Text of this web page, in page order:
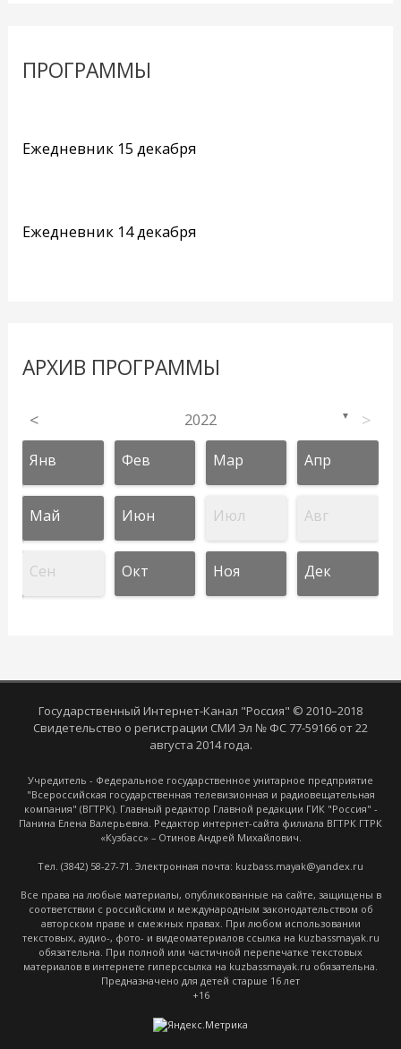
ПРОГРАММЫ
Ежедневник 15 декабря
Ежедневник 14 декабря
АРХИВ ПРОГРАММЫ
< 2022 ▼ >
Янв Фев Мар Апр
Май Июн Июл Авг
Сен Окт Ноя Дек
Государственный Интернет-Канал "Россия" © 2010–2018
Свидетельство о регистрации СМИ Эл № ФС 77-59166 от 22
августа 2014 года.
Учредитель - Федеральное государственное унитарное предприятие
"Всероссийская государственная телевизионная и радиовещательная
компания" (ВГТРК). Главный редактор Главной редакции ГИК "Россия" -
Панина Елена Валерьевна. Редактор интернет-сайта филиала ВГТРК ГТРК
«Кузбасс» – Отинов Андрей Михайлович.
Тел. (3842) 58-27-71. Электронная почта: kuzbass.mayak@yandex.ru
Все права на любые материалы, опубликованные на сайте, защищены в
соответствии с российским и международным законодательством об
авторском праве и смежных правах. При любом использовании
текстовых, аудио-, фото- и видеоматериалов ссылка на kuzbassmayak.ru
обязательна. При полной или частичной перепечатке текстовых
материалов в интернете гиперссылка на kuzbassmayak.ru обязательна.
Предназначено для детей старше 16 лет
+16